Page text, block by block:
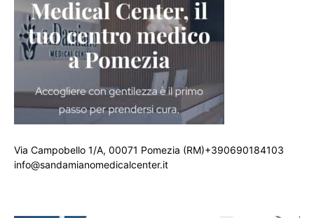
Via Campobello 1/A, 00071 Pomezia (RM)+390690184103
info@sandamianomedicalcenter.it